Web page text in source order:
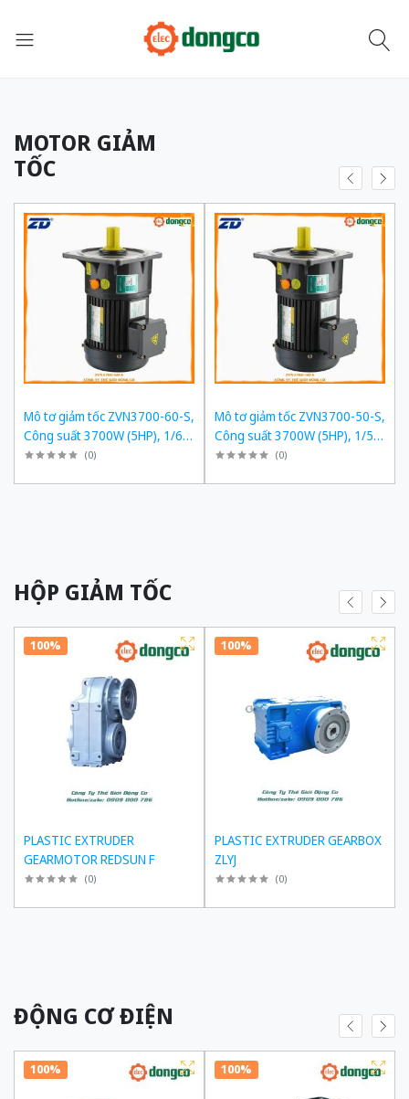
MOTOR GIẢM
TỐC
Mô tơ giảm tốc ZVN3700-60-S,
Công suất 3700W (5HP), 1/60,
Chân đế
(0)
Mô tơ giảm tốc ZVN3700-50-S,
Công suất 3700W (5HP), 1/50,
Chân đế
(0)
HỘP GIẢM TỐC
100%
PLASTIC EXTRUDER
GEARMOTOR REDSUN F
(0)
100%
PLASTIC EXTRUDER GEARBOX
ZLYJ
(0)
ĐỘNG CƠ ĐIỆN
100% 100%